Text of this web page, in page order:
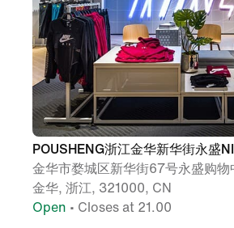
POUSHENG浙江金华新华街永盛
金华市婺城区新华街67号永盛购物
金华, 浙江, 321000, CN
Open • Closes at 21.00